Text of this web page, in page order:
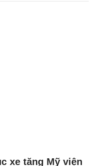
xe tăng Mỹ viện